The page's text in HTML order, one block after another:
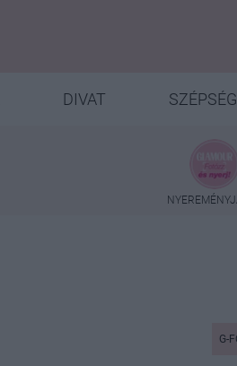
DIVAT SZÉPSÉG
G-